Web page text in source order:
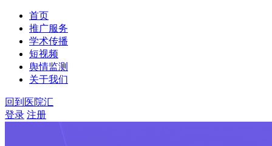
首页
推广服务
学术传播
短视频
舆情监测
关于我们
回到医院汇
登录 注册